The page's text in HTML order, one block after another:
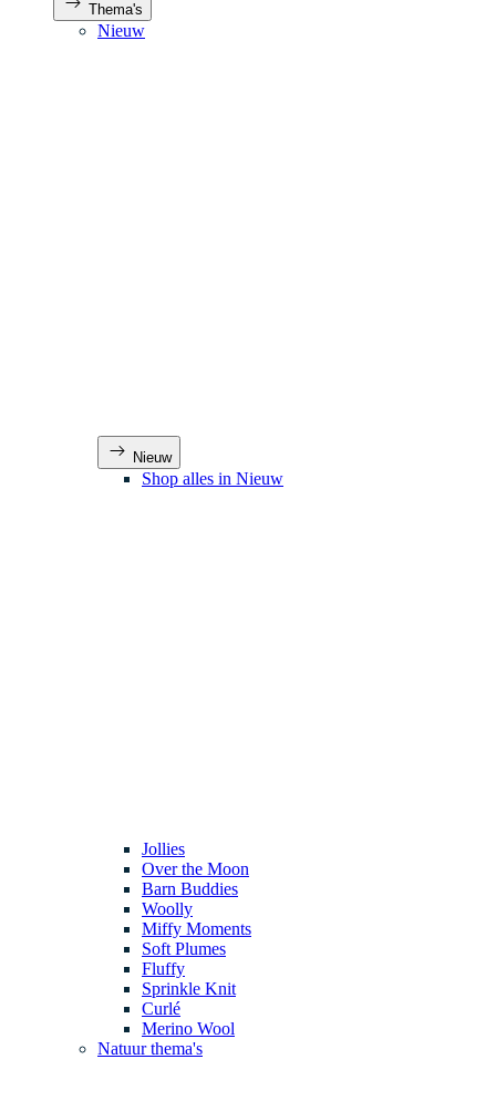
Thema's
Nieuw
Nieuw
Shop alles in Nieuw
Jollies
Over the Moon
Barn Buddies
Woolly
Miffy Moments
Soft Plumes
Fluffy
Sprinkle Knit
Curlé
Merino Wool
Natuur thema's